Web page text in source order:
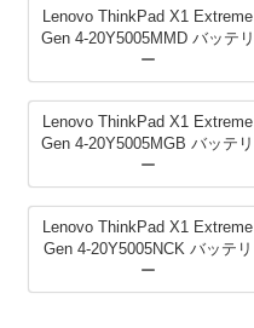
Lenovo ThinkPad X1 Extreme
Gen 4-20Y5005MMD バッテリ
ー
Lenovo ThinkPad X1 Extreme
Gen 4-20Y5005MGB バッテリ
ー
Lenovo ThinkPad X1 Extreme
Gen 4-20Y5005NCK バッテリ
ー